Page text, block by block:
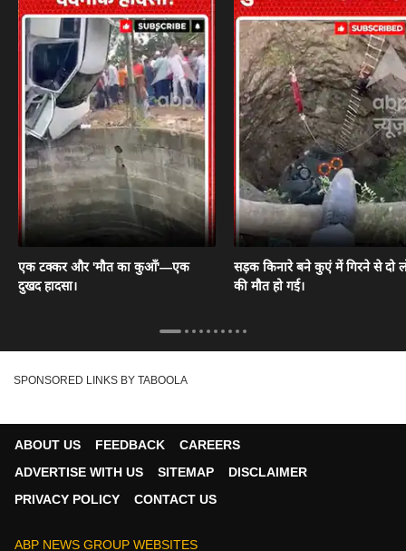
एक टक्कर और 'मौत का कुआँ'—एक
दुखद हादसा।
सड़क किनारे बने कुएं में गिरने से दो
की मौत हो गई।
SPONSORED LINKS BY TABOOLA
ABOUT US FEEDBACK
CAREERS
ADVERTISE WITH US
SITEMAP
DISCLAIMER
PRIVACY POLICY
CONTACT US
ABP NEWS GROUP WEBSITES